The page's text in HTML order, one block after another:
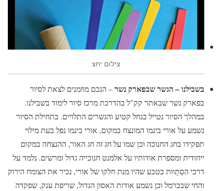
צילום יחצ
בשבילנו – הגשר שבפארק נשר– הנכם מוזמנים לצאת לסיור
בפארק נשר שבאתר קק"ל בהדרכת מרכז סיור לימוד בשבילנו.
במהלך הסיור נטייל בנחל קטיע והגשרים התלויים. בתחילת הסיור
נשמע על אורי בינמו המונצח במקום, אורי בינמו נפל בעת מילוי
תפקידו בחג החנוכה וכן שמו על חג זה חג האור, ההנצחה במקום
ייחודית ומספרת אודותיו על אלמנט חנוכייה גדול ומרשים. נלמד על
דרכי הִסְתָּווּת בטבע שהיו מנת חלקו של אורי, נכיר את הצומח הירוק
והחי שבכרמל וכן נשמע אודות האסון הגדול, שריפת ענק, שפקדה